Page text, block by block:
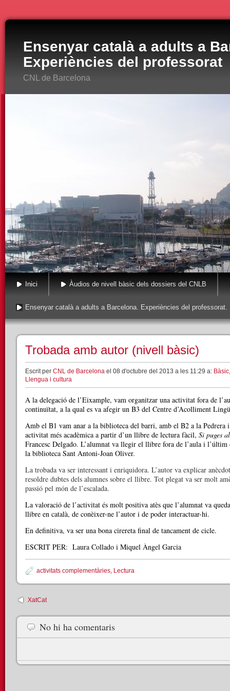
Ensenyar català a adults a
Experiències del professorat
CNL de Barcelona
Inici Àudios de nivell bàsic dels dossiers del CNLB
Ensenyar català a adults a Barcelona. Experiències del professorat.
Trobada amb autor (nivell bàsic)
Escrit per CNL de Barcelona el 08 d'octubre del 2013 a les 11:29 a: Bàsic
Llengua i cultura
A la delegació de l’Eixample, vam organitzar una activitat fora de
continuïtat, a la qual es va afegir un B3 del Centre d’Acolliment
Amb el B1 vam anar a la biblioteca del barri, amb el B2 a la Pedrera
activitat més acadèmica a partir d’un llibre de lectura fàcil, Si puges
Francesc Delgado. L’alumnat va llegir el llibre fora de l’aula i
la biblioteca Sant Antoni-Joan Oliver.
La trobada va ser interessant i enriquidora. L’autor va explicar
resoldre dubtes dels alumnes sobre el llibre. Tot plegat va ser molt
passió pel món de l’escalada.
La valoració de l’activitat és molt positiva atès que l’alumnat va
llibre en català, de conèixer-ne l’autor i de poder interactuar-hi.
En definitiva, va ser una bona cirereta final de tancament de cicle.
ESCRIT PER: Laura Collado i Miquel Àngel Garcia
activitats complementàries, Lectura
XatCat
No hi ha comentaris